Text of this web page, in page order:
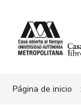
Página de inicio